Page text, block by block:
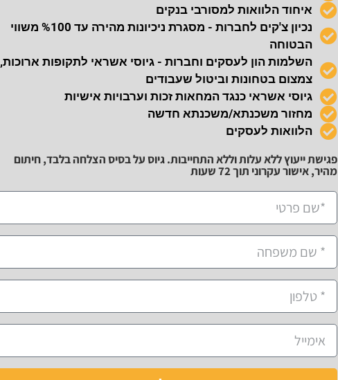
איחוד הלוואות למסורבי בנקים
נכיון צ'קים לחברות - מסגרת ניכיונות מהירה עד %100 משווי
הבטוחה
השלמות הון לעסקים וחברות - גיוסי אשראי לתקופות ארוכות,
צמצום בטחונות וביטול שעבודים
גיוסי אשראי כנגד המחאות זכות וערבויות אישיות
מחזור משכנתא/משכנתא חדשה
הלוואות לעסקים
פגישת ייעוץ ללא עלות וללא התחייבות. גיוס על בסיס הצלחה בלבד, חיתום
מהיר, אישור עקרוני תוך 72 שעות